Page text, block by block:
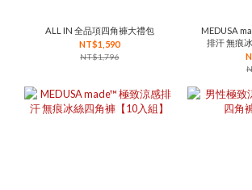
ALL IN 全品項四角褲大禮包
NT$1,590
NT$1,796
MEDUSA
排汗 無痕